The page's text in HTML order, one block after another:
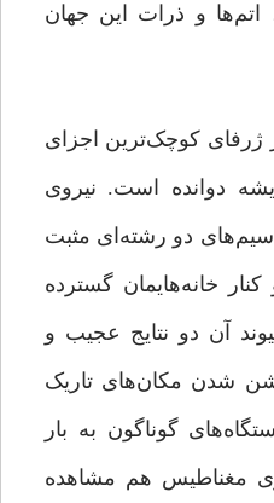
اتم‌ها و ذرات این جهان
ژرفای کوچک‌ترین اجزای
دوانده است. نیروی
سیم‌های دو رشته‌ای مثبت
خانه‌هایمان گسترده
آن دو نتایج عجیب و
شدن مکان‌های تاریک
گوناگون به بار
مغناطیس هم مشاهده